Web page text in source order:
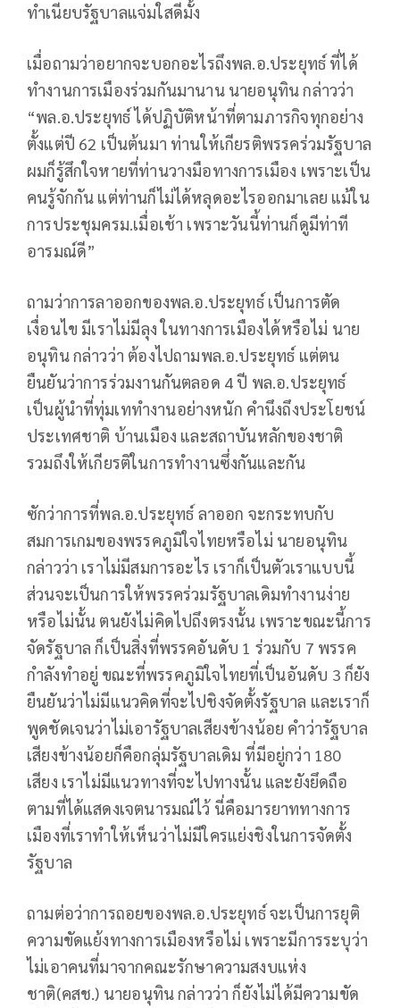
ทำเนียบรัฐบาลแจ่มใสดีมั้ง
เมื่อถามว่าอยากจะบอกอะไรถึงพล.อ.ประยุทธ์ ที่ได้
ทำงานการเมืองร่วมกันมานาน นายอนุทิน กล่าวว่า
“พล.อ.ประยุทธ์ ได้ปฏิบัติหน้าที่ตามภารกิจทุกอย่าง
ตั้งแต่ปี 62 เป็นต้นมา ท่านให้เกียรติพรรคร่วมรัฐบาล
ผมก็รู้สึกใจหายที่ท่านวางมือทางการเมือง เพราะเป็น
คนรู้จักกัน แต่ท่านก็ไม่ได้หลุดอะไรออกมาเลย แม้ใน
การประชุมครม.เมื่อเช้า เพราะวันนี้ท่านก็ดูมีท่าที
อารมณ์ดี”
ถามว่าการลาออกของพล.อ.ประยุทธ์ เป็นการตัด
เงื่อนไข มีเราไม่มีลุง ในทางการเมืองได้หรือไม่ นาย
อนุทิน กล่าวว่า ต้องไปถามพล.อ.ประยุทธ์ แต่ตน
ยืนยันว่าการร่วมงานกันตลอด 4 ปี พล.อ.ประยุทธ์
เป็นผู้นำที่ทุ่มเททำงานอย่างหนัก คำนึงถึงประโยชน์
ประเทศชาติ บ้านเมือง และสถาบันหลักของชาติ
รวมถึงให้เกียรติในการทำงานซึ่งกันและกัน
ซักว่าการที่พล.อ.ประยุทธ์ ลาออก จะกระทบกับ
สมการเกมของพรรคภูมิใจไทยหรือไม่ นายอนุทิน
กล่าวว่า เราไม่มีสมการอะไร เราก็เป็นตัวเราแบบนี้
ส่วนจะเป็นการให้พรรคร่วมรัฐบาลเดิมทำงานง่าย
หรือไม่นั้น ตนยังไม่คิดไปถึงตรงนั้น เพราะขณะนี้การ
จัดรัฐบาล ก็เป็นสิ่งที่พรรคอันดับ 1 ร่วมกับ 7 พรรค
กำลังทำอยู่ ขณะที่พรรคภูมิใจไทยที่เป็นอันดับ 3 ก็ยัง
ยืนยันว่าไม่มีแนวคิดที่จะไปชิงจัดตั้งรัฐบาล และเราก็
พูดชัดเจนว่าไม่เอารัฐบาลเสียงข้างน้อย คำว่ารัฐบาล
เสียงข้างน้อยก็คือกลุ่มรัฐบาลเดิม ที่มีอยู่กว่า 180
เสียง เราไม่มีแนวทางที่จะไปทางนั้น และยังยึดถือ
ตามที่ได้แสดงเจตนารมณ์ไว้ นี่คือมารยาททางการ
เมืองที่เราทำให้เห็นว่าไม่มีใครแย่งชิงในการจัดตั้ง
รัฐบาล
ถามต่อว่าการถอยของพล.อ.ประยุทธ์ จะเป็นการยุติ
ความขัดแย้งทางการเมืองหรือไม่ เพราะมีการระบุว่า
ไม่เอาคนที่มาจากคณะรักษาความสงบแห่ง
ชาติ(คสช.) นายอนุทิน กล่าวว่า ก็ยังไม่ได้มีความขัด